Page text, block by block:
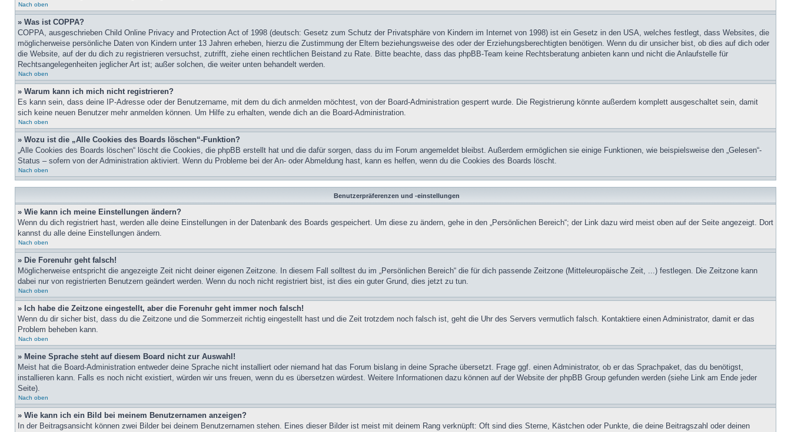
Nach oben
» Was ist COPPA?
COPPA, ausgeschrieben Child Online Privacy and Protection Act of 1998 (deutsch: Gesetz zum Schutz der Privatsphäre von Kindern im Internet von 1998) ist ein Gesetz in den USA, welches festlegt, dass Websites, die
möglicherweise persönliche Daten von Kindern unter 13 Jahren erheben, hierzu die Zustimmung der Eltern beziehungsweise des oder der Erziehungsberechtigten benötigen. Wenn du dir unsicher bist, ob dies auf dich oder
die Website, auf der du dich zu registrieren versuchst, zutrifft, ziehe einen rechtlichen Beistand zu Rate. Bitte beachte, dass das phpBB-Team keine Rechtsberatung anbieten kann und nicht die Anlaufstelle für
Rechtsangelegenheiten jeglicher Art ist; außer solchen, die weiter unten behandelt werden.
Nach oben
» Warum kann ich mich nicht registrieren?
Es kann sein, dass deine IP-Adresse oder der Benutzername, mit dem du dich anmelden möchtest, von der Board-Administration gesperrt wurde. Die Registrierung könnte außerdem komplett ausgeschaltet sein, damit
sich keine neuen Benutzer mehr anmelden können. Um Hilfe zu erhalten, wende dich an die Board-Administration.
Nach oben
» Wozu ist die „Alle Cookies des Boards löschen“-Funktion?
„Alle Cookies des Boards löschen“ löscht die Cookies, die phpBB erstellt hat und die dafür sorgen, dass du im Forum angemeldet bleibst. Außerdem ermöglichen sie einige Funktionen, wie beispielsweise den „Gelesen“-
Status – sofern von der Administration aktiviert. Wenn du Probleme bei der An- oder Abmeldung hast, kann es helfen, wenn du die Cookies des Boards löscht.
Nach oben
Benutzerpräferenzen und -einstellungen
» Wie kann ich meine Einstellungen ändern?
Wenn du dich registriert hast, werden alle deine Einstellungen in der Datenbank des Boards gespeichert. Um diese zu ändern, gehe in den „Persönlichen Bereich“; der Link dazu wird meist oben auf der Seite angezeigt. Dort
kannst du alle deine Einstellungen ändern.
Nach oben
» Die Forenuhr geht falsch!
Möglicherweise entspricht die angezeigte Zeit nicht deiner eigenen Zeitzone. In diesem Fall solltest du im „Persönlichen Bereich“ die für dich passende Zeitzone (Mitteleuropäische Zeit, ...) festlegen. Die Zeitzone kann
dabei nur von registrierten Benutzern geändert werden. Wenn du noch nicht registriert bist, ist dies ein guter Grund, dies jetzt zu tun.
Nach oben
» Ich habe die Zeitzone eingestellt, aber die Forenuhr geht immer noch falsch!
Wenn du dir sicher bist, dass du die Zeitzone und die Sommerzeit richtig eingestellt hast und die Zeit trotzdem noch falsch ist, geht die Uhr des Servers vermutlich falsch. Kontaktiere einen Administrator, damit er das
Problem beheben kann.
Nach oben
» Meine Sprache steht auf diesem Board nicht zur Auswahl!
Meist hat die Board-Administration entweder deine Sprache nicht installiert oder niemand hat das Forum bislang in deine Sprache übersetzt. Frage ggf. einen Administrator, ob er das Sprachpaket, das du benötigst,
installieren kann. Falls es noch nicht existiert, würden wir uns freuen, wenn du es übersetzen würdest. Weitere Informationen dazu können auf der Website der phpBB Group gefunden werden (siehe Link am Ende jeder
Seite).
Nach oben
» Wie kann ich ein Bild bei meinem Benutzernamen anzeigen?
In der Beitragsansicht können zwei Bilder bei deinem Benutzernamen stehen. Eines dieser Bilder ist meist mit deinem Rang verknüpft: Oft sind dies Sterne, Kästchen oder Punkte, die deine Beitragszahl oder deinen